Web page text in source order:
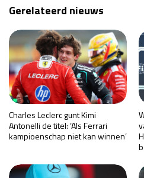
Gerelateerd nieuws
Charles Leclerc gunt Kimi
Antonelli de titel: ‘Als Ferrari
kampioenschap niet kan winnen’